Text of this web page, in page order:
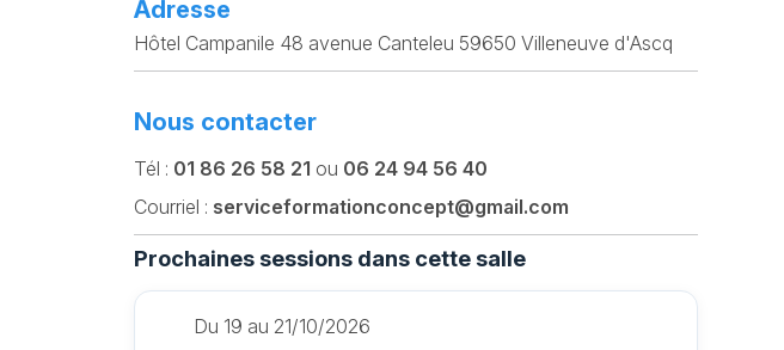
Adresse
Hôtel Campanile 48 avenue Canteleu 59650 Villeneuve d'Ascq
Nous contacter
Tél : 01 86 26 58 21 ou 06 24 94 56 40
Courriel : serviceformationconcept@gmail.com
Prochaines sessions dans cette salle
Du 19 au 21/10/2026